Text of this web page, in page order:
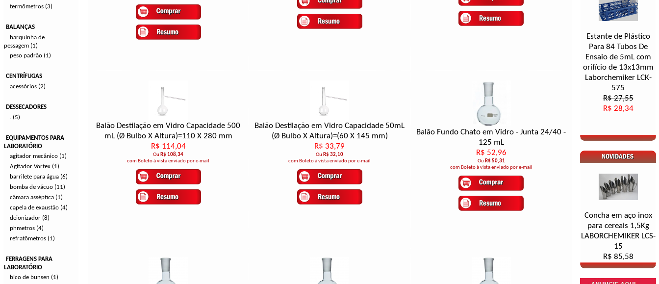
termômetros (3)
BALANÇAS
barquinha de
pessagem (1)
peso padrão (1)
CENTRÍFUGAS
acessórios (2)
DESSECADORES
. (5)
EQUIPAMENTOS PARA
LABORATÓRIO
agitador mecânico (1)
Agitador Vortex (1)
barrilete para água (6)
bomba de vácuo (11)
câmara asséptica (1)
capela de exaustão (4)
deionizador (8)
phmetros (4)
refratômetros (1)
FERRAGENS PARA
LABORATÓRIO
bico de bunsen (1)
Balão Destilação em Vidro Capacidade 500
mL (Ø Bulbo X Altura)=110 X 280 mm
R$ 114,04
Ou R$ 108,34
com Boleto à vista enviado por e-mail
Balão Destilação em Vidro Capacidade 50mL
(Ø Bulbo X Altura)=(60 X 145 mm)
R$ 33,79
Ou R$ 32,10
com Boleto à vista enviado por e-mail
Balão Fundo Chato em Vidro - Junta 24/40 -
125 mL
R$ 52,96
Ou R$ 50,31
com Boleto à vista enviado por e-mail
Estante de Plástico
Para 84 Tubos De
Ensaio de 5mL com
orifício de 13x13mm
Laborchemiker LCK-
575
R$ 27,55
R$ 28,34
Concha em aço inox
para cereais 1,5Kg
LABORCHEMIKER LCS-
15
R$ 85,58